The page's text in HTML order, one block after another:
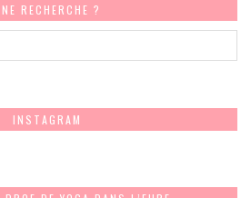
RECHERCHE ?
INSTAGRAM